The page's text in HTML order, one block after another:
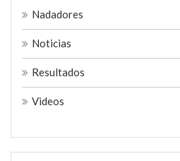
Nadadores
Noticias
Resultados
Videos